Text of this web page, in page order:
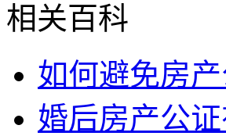
相关百科
如何避免房
婚后房产公